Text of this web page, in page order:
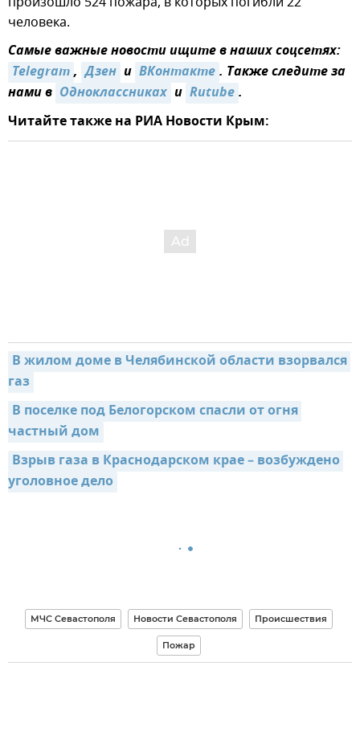
человека.
Самые важные новости ищите в наших соцсетях:
Telegram, Дзен и ВКонтакте. Также следите за
нами в Одноклассниках и Rutube.
Читайте также на РИА Новости Крым:
В жилом доме в Челябинской области взорвался
газ
В поселке под Белогорском спасли от огня
частный дом
Взрыв газа в Краснодарском крае – возбуждено
уголовное дело
МЧС Севастополя Новости Севастополя Происшествия
Пожар